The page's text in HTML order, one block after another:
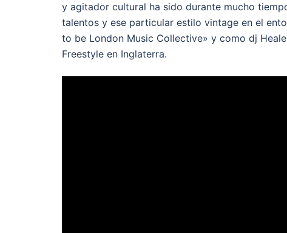
y agitador cultural ha sido durante mucho
talentos y ese particular estilo vintage en el
to be London Music Collective» y como dj
Freestyle en Inglaterra.